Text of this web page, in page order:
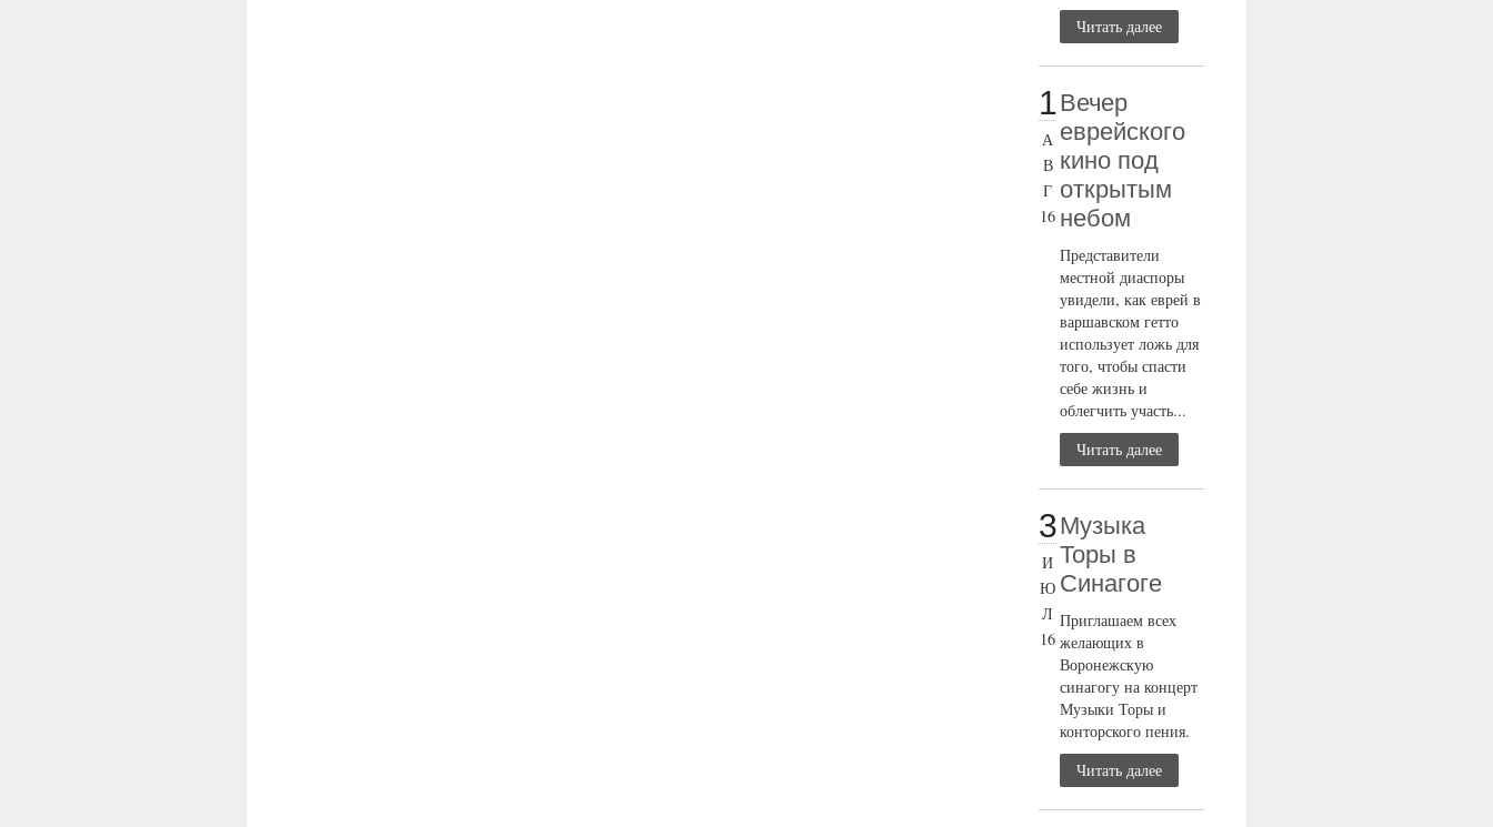
Читать далее
1
А
В
Г
16
Вечер
еврейского
кино под
открытым
небом
Представители
местной диаспоры
увидели, как еврей в
варшавском гетто
использует ложь для
того, чтобы спасти
себе жизнь и
облегчить участь...
Читать далее
3
И
Ю
Л
16
Музыка
Торы в
Синагоге
Приглашаем всех
желающих в
Воронежскую
синагогу на концерт
Музыки Торы и
конторского пения.
Читать далее